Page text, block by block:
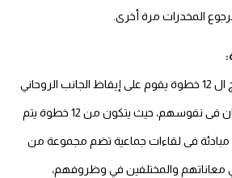
المخدرات مرة أخرى.
المبدأ الأساسي لل برنامج ال 12 خطوة يقوم على إيقاظ الجانب الروحاني
للمرضى وإعادة بث الإيمان فى نفوسهم، حيث يتكون من 12 خطوة يتم
فى لقاءات جماعية تضم مجموعة من
والمختلفين في وظروفهم،